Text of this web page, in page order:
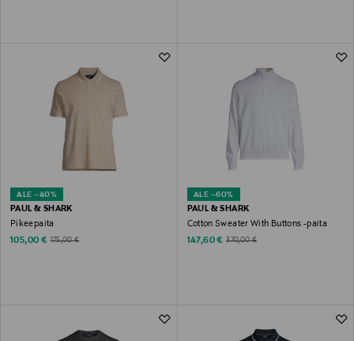
ALE –40%
PAUL & SHARK
Pikeepaita
Discounted Price
105,00 € Original Price
175,00 €
ALE –60%
PAUL & SHARK
Cotton Sweater With Buttons -paita
Discounted Price
147,60 € Original Price
370,00 €